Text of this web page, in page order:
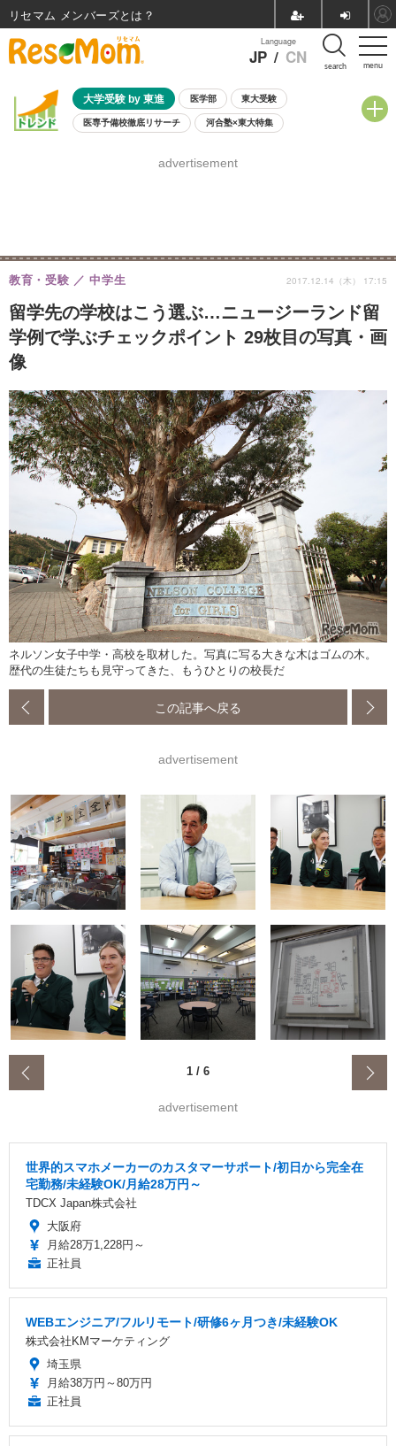
menu
Language
JP / CN search
大学受験 by 東進 医学部 東大受験
医専予備校徹底リサーチ 河合塾×東大特集
8月開催学校説明会・相談会
advertisement
留学先の学校はこう選ぶ…ニュージーランド留
学例で学ぶチェックポイント 29枚目の写真・画
像
教育・受験 中学生 2017.12.14（木） 17:15
ネルソン女子中学・高校を取材した。写真に写る大きな木はゴムの木。
歴代の生徒たちも見守ってきた、もうひとりの校長だ
この記事へ戻る
advertisement
1 / 6
advertisement
世界的スマホメーカーのカスタマーサポート/初日から完全在
宅勤務/未経験OK/月給28万円～
TDCX Japan株式会社
大阪府
月給28万1,228円～
正社員
WEBエンジニア/フルリモート/研修6ヶ月つき/未経験OK
株式会社KMマーケティング
埼玉県
月給38万円～80万円
正社員
リセマム メンバーズ